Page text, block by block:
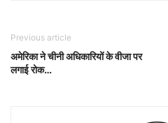
Previous article
अमेरिका ने चीनी अधिकारियों के वीजा पर
लगाई रोक…